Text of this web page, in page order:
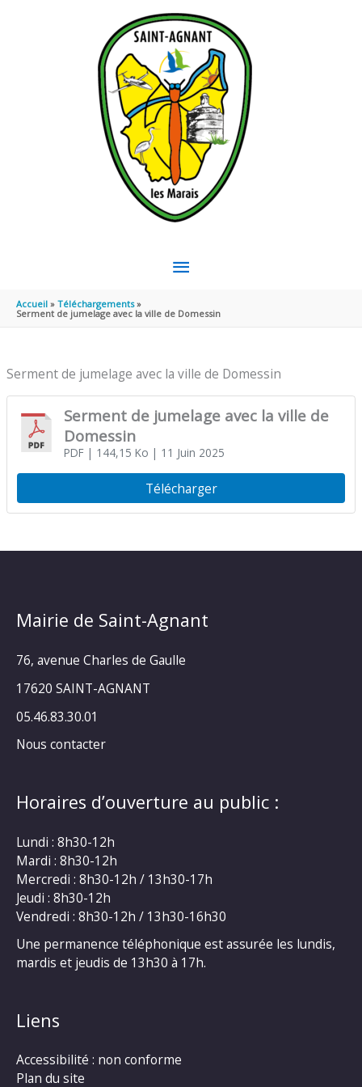
MENU
PRINCIPAL
Accueil
Téléchargements
Serment de jumelage avec la ville de Domessin
Serment de jumelage avec la ville de Domessin
Serment de jumelage avec la ville de
Domessin
PDF| 144,15 Ko | 11 Juin 2025
Télécharger
Mairie de Saint-Agnant
76, avenue Charles de Gaulle
17620 SAINT-AGNANT
05.46.83.30.01
Nous contacter
Horaires d’ouverture au public :
Lundi : 8h30-12h
Mardi : 8h30-12h
Mercredi : 8h30-12h / 13h30-17h
Jeudi : 8h30-12h
Vendredi : 8h30-12h / 13h30-16h30
Une permanence téléphonique est assurée les lundis,
mardis et jeudis de 13h30 à 17h.
Liens
Accessibilité : non conforme
Plan du site